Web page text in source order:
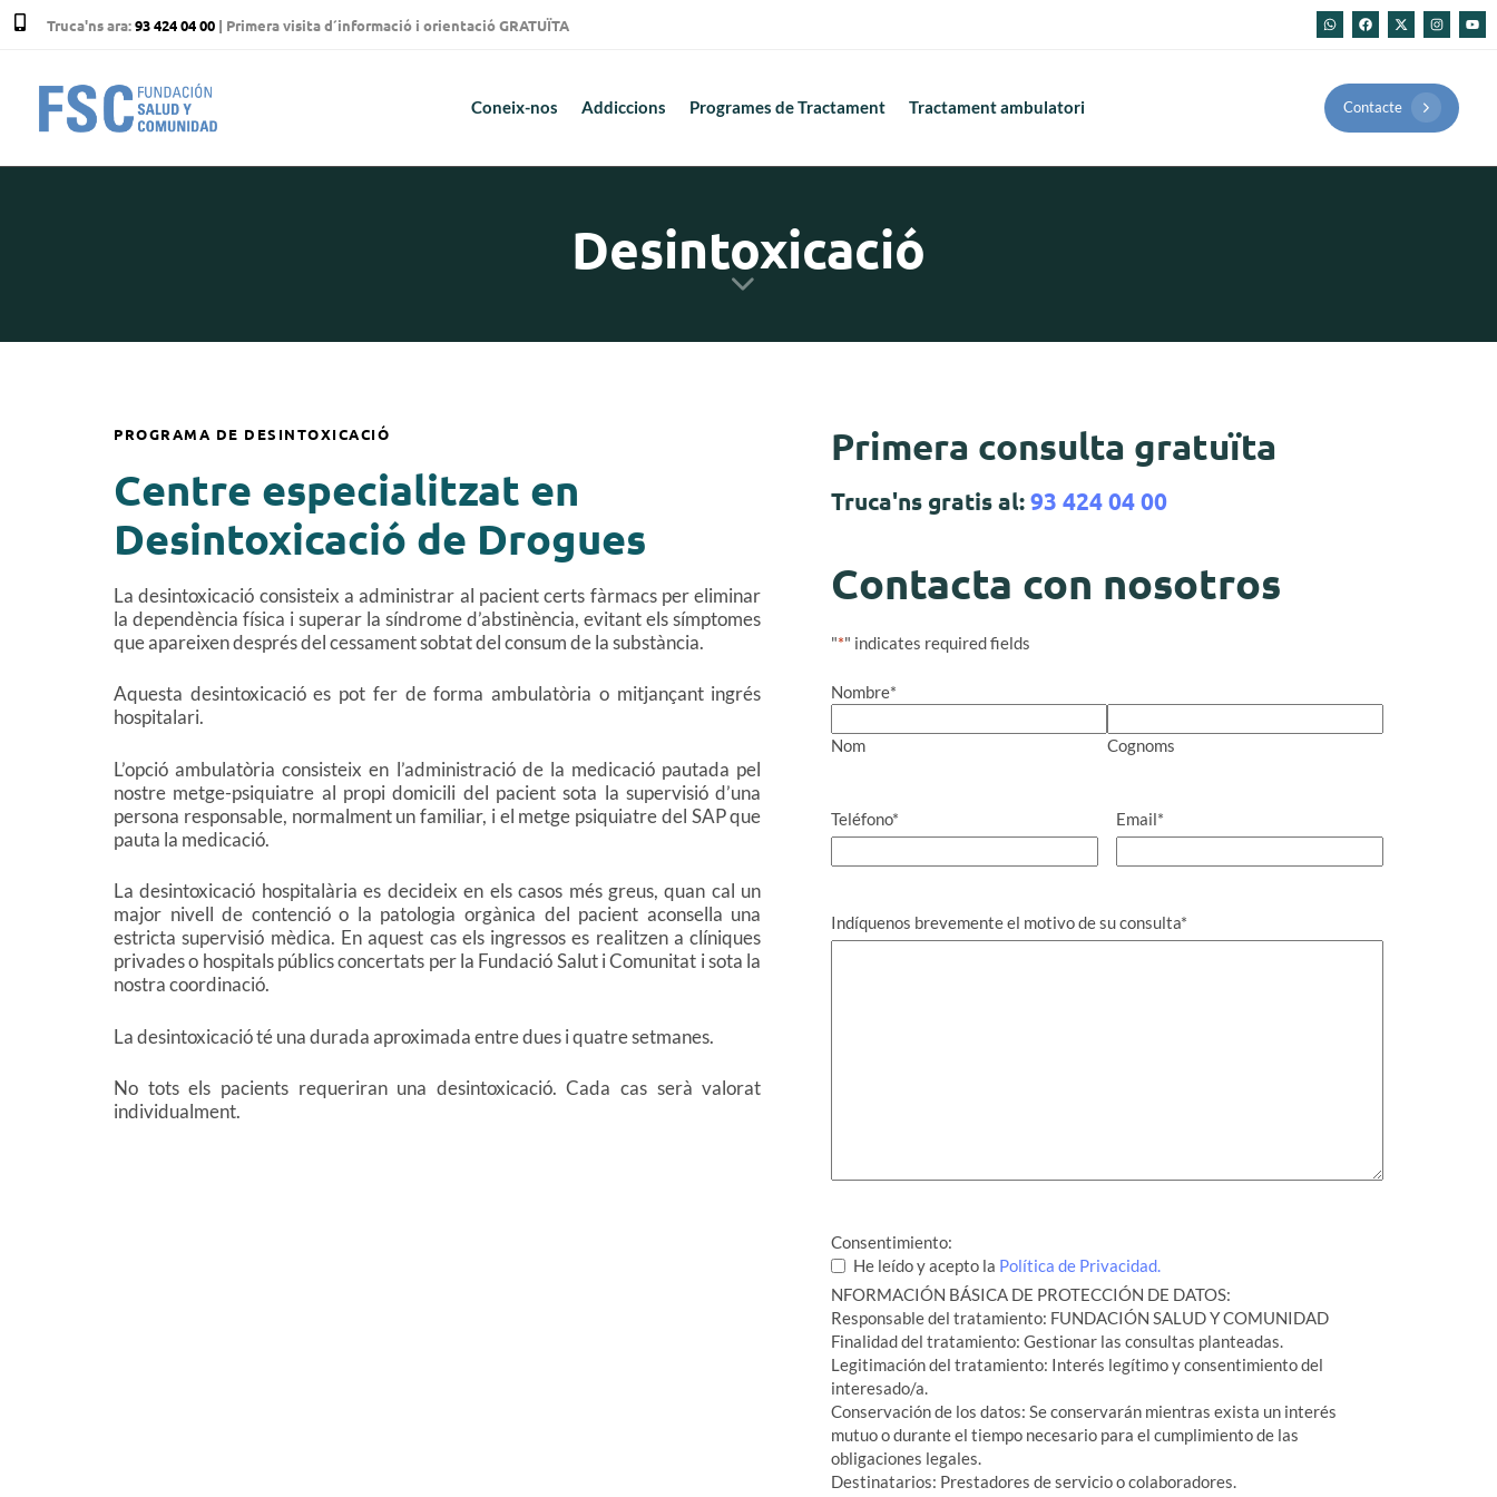
Truca'ns ara:93 424 04 00 | Primera visita d´informació i orientació GRATUÏTA
Coneix-nos Addiccions Programes de Tractament Tractament ambulatori Contacte
Desintoxicació
PROGRAMA DE DESINTOXICACIÓ
Centre especialitzat en
Desintoxicació de Drogues
La desintoxicació consisteix a administrar al pacient certs fàrmacs per eliminar
la dependència física i superar la síndrome d’abstinència, evitant els símptomes
que apareixen després del cessament sobtat del consum de la substància.
Aquesta desintoxicació es pot fer de forma ambulatòria o mitjançant ingrés
hospitalari.
L’opció ambulatòria consisteix en l’administració de la medicació pautada pel
nostre metge-psiquiatre al propi domicili del pacient sota la supervisió d’una
persona responsable, normalment un familiar, i el metge psiquiatre del SAP que
pauta la medicació.
La desintoxicació hospitalària es decideix en els casos més greus, quan cal un
major nivell de contenció o la patologia orgànica del pacient aconsella una
estricta supervisió mèdica. En aquest cas els ingressos es realitzen a clíniques
privades o hospitals públics concertats per la Fundació Salut i Comunitat i sota la
nostra coordinació.
La desintoxicació té una durada aproximada entre dues i quatre setmanes.
No tots els pacients requeriran una desintoxicació. Cada cas serà valorat
individualment.
Primera consulta gratuïta
Truca'ns gratis al:93 424 04 00
Contacta con nosotros
"*" indicates required fields
Nombre*
Nom Cognoms
Teléfono* Email*
Indíquenos brevemente el motivo de su consulta*
Consentimiento:
He leído y acepto la Política de Privacidad.
NFORMACIÓN BÁSICA DE PROTECCIÓN DE DATOS:
Responsable del tratamiento: FUNDACIÓN SALUD Y COMUNIDAD
Finalidad del tratamiento: Gestionar las consultas planteadas.
Legitimación del tratamiento: Interés legítimo y consentimiento del
interesado/a.
Conservación de los datos: Se conservarán mientras exista un interés
mutuo o durante el tiempo necesario para el cumplimiento de las
obligaciones legales.
Destinatarios: Prestadores de servicio o colaboradores.